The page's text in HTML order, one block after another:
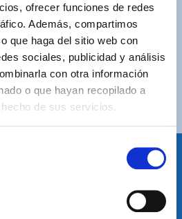
ofrecer funciones de redes
Además, compartimos
que haga del sitio web con
sociales, publicidad y análisis
con otra información
o que hayan recopilado a
de sus servicios.
a 100€ (España peninsular)
segura a través de tarjeta o
Volver arriba